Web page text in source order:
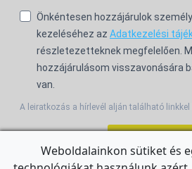
Önkéntesen hozzájárulok
kezeléséhez az Adatkezelési
részletezetteknek megfelelően.
hozzájárulásom visszavonására
van.
A leiratkozás a hírlevél alján található linkkel
Weboldalainkon sütiket és